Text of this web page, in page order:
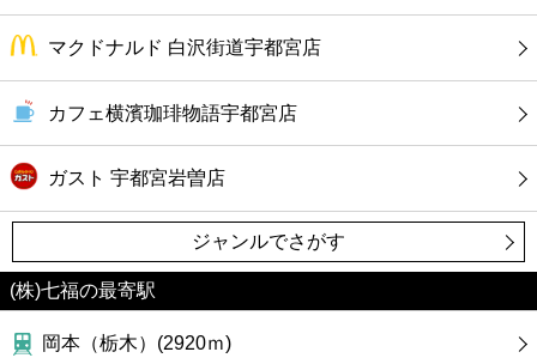
カフェ
ショッピング
銀行
公共
病院
ホテル
マクドナルド 白沢街道宇都宮店
カフェ横濱珈琲物語宇都宮店
ガスト 宇都宮岩曽店
ジャンルでさがす
(株)七福の最寄駅
岡本（栃木）(2920ｍ)